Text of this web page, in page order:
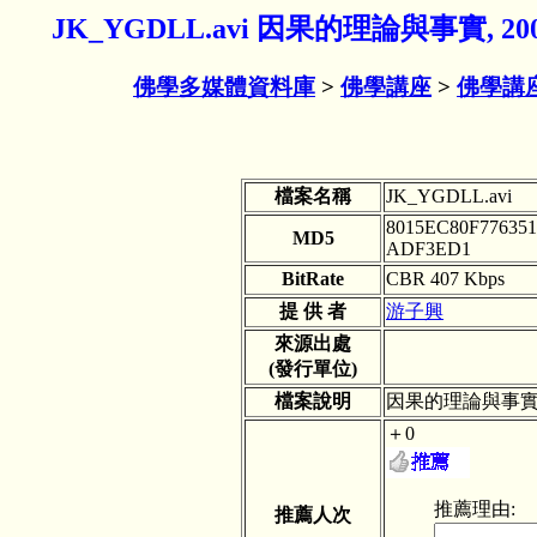
JK_YGDLL.avi 因果的理論與事實,
佛學多媒體資料庫 > 佛學講座 > 佛學講
檔案名稱 JK_YGDLL.avi
MD5
ADF3ED1
BitRate
CBR 407 Kbps
提 供 者
游子興
來源出處
(發行單位)
檔案說明
因果的理論與事
推薦人次
＋0
推薦理由: